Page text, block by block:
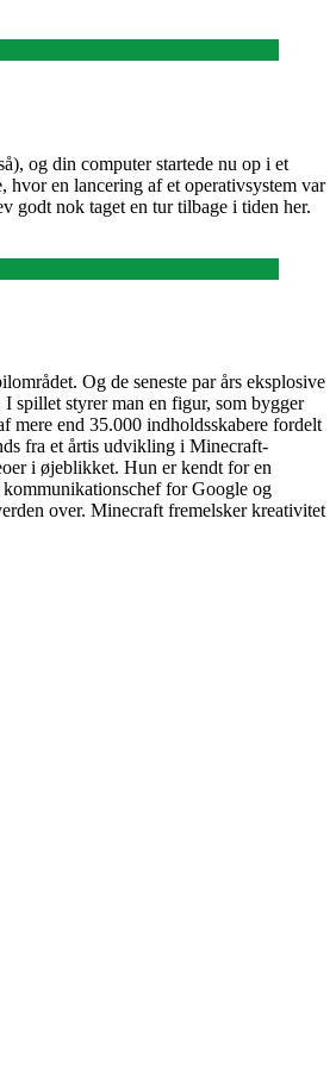
og din computer startede nu op i et
hvor en lancering af et operativsystem var
godt nok taget en tur tilbage i tiden her.
Og de seneste par års eksplosive
spillet styrer man en figur, som bygger
mere end 35.000 indholdsskabere fordelt
fra et årtis udvikling i Minecraft-
i øjeblikket. Hun er kendt for en
for Google og
over. Minecraft fremelsker kreativitet